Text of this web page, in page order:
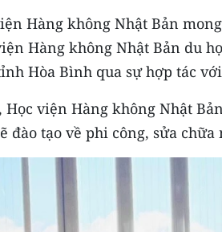
Hàng không Nhật Bản
Hàng không Nhật Bản du
Hòa Bình qua sự hợp tác
Học viện Hàng không Nhật
đào tạo về phi công, sửa